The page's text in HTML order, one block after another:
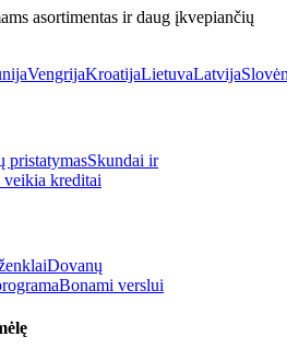
asortimentas ir daug įkvepiančių
VengrijaKroatijaLietuvaLatvija
pristatymasSkundai ir
kreditai
Dovanų
Bonami verslui